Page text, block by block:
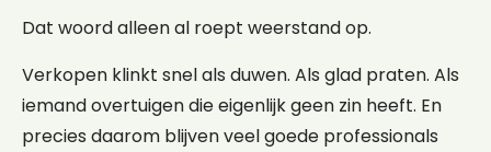
Dat woord alleen al roept weerstand op.
Verkopen klinkt snel als duwen. Als glad praten. Als
iemand overtuigen die eigenlijk geen zin heeft. En
precies daarom blijven veel goede professionals